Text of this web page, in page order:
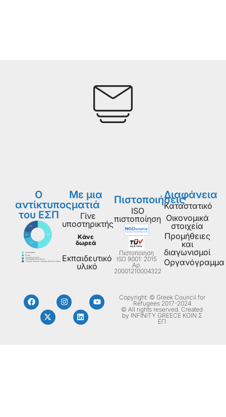
Ο
αντίκτυπος
του ΕΣΠ
Με μια
ματιά
Γίνε
υποστηρικτής
Κάνε
δωρεά
Εκπαιδευτικό
υλικό
Πιστοποιήσεις
ISO
πιστοποίηση
Πιστοποίηση
ISO 9001: 2015
Aρ.
20001210004322
Διαφάνεια
Καταστατικό
Οικονομικά
στοιχεία
Προμήθειες
και
διαγωνισμοί
Οργανόγραμμα
Copyright: © Greek Council for
Refugees 2017-2024
© All rights reserved. Created
by INFINITY GREECE ΚΟΙΝ Σ
ΕΠ